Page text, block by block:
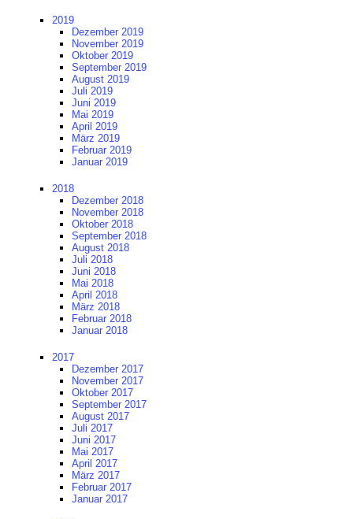
2019
Dezember 2019
November 2019
Oktober 2019
September 2019
August 2019
Juli 2019
Juni 2019
Mai 2019
April 2019
März 2019
Februar 2019
Januar 2019
2018
Dezember 2018
November 2018
Oktober 2018
September 2018
August 2018
Juli 2018
Juni 2018
Mai 2018
April 2018
März 2018
Februar 2018
Januar 2018
2017
Dezember 2017
November 2017
Oktober 2017
September 2017
August 2017
Juli 2017
Juni 2017
Mai 2017
April 2017
März 2017
Februar 2017
Januar 2017